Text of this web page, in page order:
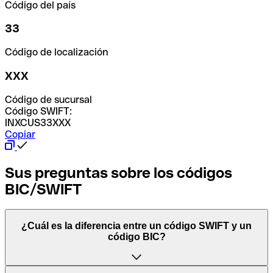
Código del país
33
Código de localización
XXX
Código de sucursal
Código SWIFT:
INXCUS33XXX
Copiar
Sus preguntas sobre los códigos
BIC/SWIFT
¿Cuál es la diferencia entre un código SWIFT y un
código BIC?